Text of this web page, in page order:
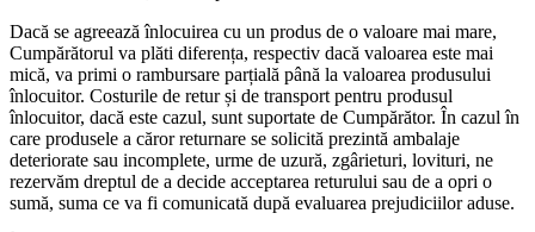
Dacă se agreează înlocuirea cu un produs de o valoare mai mare,
Cumpărătorul va plăti diferența, respectiv dacă valoarea este mai
mică, va primi o rambursare parțială până la valoarea produsului
înlocuitor. Costurile de retur și de transport pentru produsul
înlocuitor, dacă este cazul, sunt suportate de Cumpărător. În cazul în
care produsele a căror returnare se solicită prezintă ambalaje
deteriorate sau incomplete, urme de uzură, zgârieturi, lovituri, ne
rezervăm dreptul de a decide acceptarea returului sau de a opri o
sumă, suma ce va fi comunicată după evaluarea prejudiciilor aduse.